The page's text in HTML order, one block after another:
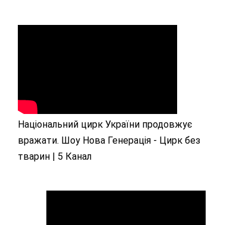
Національний цирк України продовжує
вражати. Шоу Нова Генерація - Цирк без
тварин | 5 Канал